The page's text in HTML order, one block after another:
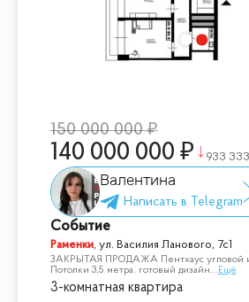
150 000 000
140 000 000 933 333
Валентина
Событие
Раменки, ул. Василия Ланового, 7с1
ЗАКРЫТАЯ ПРОДАЖА Пентхаус угловой
Потолки 3,5 метра. готовый дизайн... Ещё
3-комнатная квартира